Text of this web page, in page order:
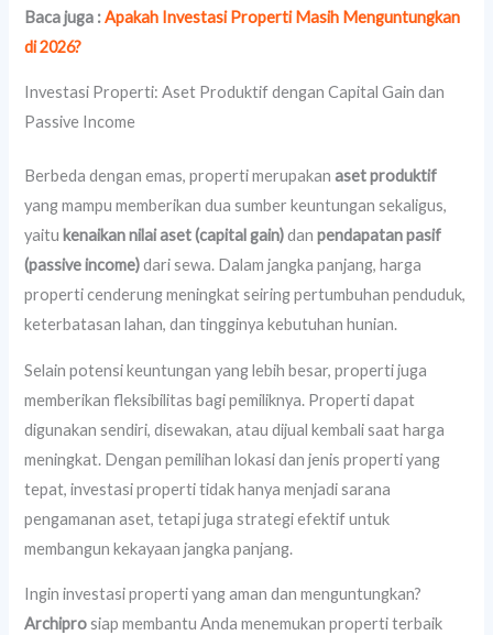
Baca juga :Apakah Investasi Properti Masih Menguntungkan
di 2026?
Investasi Properti: Aset Produktif dengan Capital Gain dan
Passive Income
Berbeda dengan emas, properti merupakanaset produktif
yang mampu memberikan dua sumber keuntungan sekaligus,
yaitu kenaikan nilai aset (capital gain)danpendapatan pasif
(passive income)dari sewa. Dalam jangka panjang, harga
properti cenderung meningkat seiring pertumbuhan penduduk,
keterbatasan lahan, dan tingginya kebutuhan hunian.
Selain potensi keuntungan yang lebih besar, properti juga
memberikan fleksibilitas bagi pemiliknya. Properti dapat
digunakan sendiri, disewakan, atau dijual kembali saat harga
meningkat. Dengan pemilihan lokasi dan jenis properti yang
tepat, investasi properti tidak hanya menjadi sarana
pengamanan aset, tetapi juga strategi efektif untuk
membangun kekayaan jangka panjang.
Ingin investasi properti yang aman dan menguntungkan?
Archiprosiap membantu Anda menemukan properti terbaik